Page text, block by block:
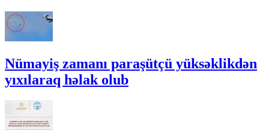
Nümayiş zamanı paraşütçü yüksəklikdən
yıxılaraq həlak olub